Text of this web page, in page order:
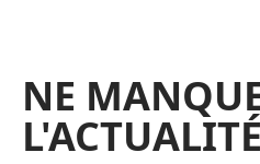
NE
L'ACTUALITÉ